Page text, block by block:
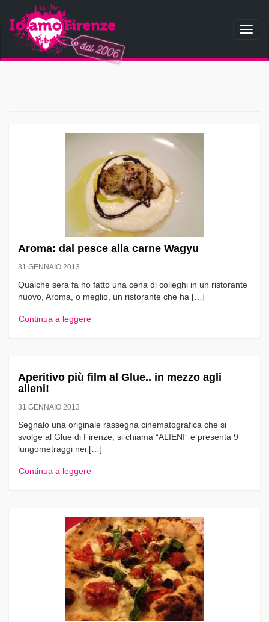
Aroma: dal pesce alla carne Wagyu
31 GENNAIO 2013
Qualche sera fa ho fatto una cena di colleghi in un ristorante
nuovo, Aroma, o meglio, un ristorante che ha […]
Continua a leggere
Aperitivo più film al Glue.. in mezzo agli
alieni!
31 GENNAIO 2013
Segnalo una originale rassegna cinematografica che si
svolge al Glue di Firenze, si chiama “ALIENI” e presenta 9
lungometraggi nei […]
Continua a leggere